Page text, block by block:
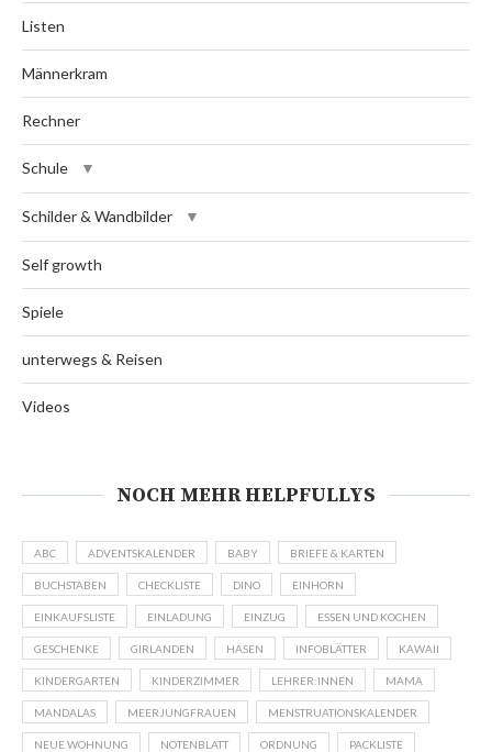
Listen
Männerkram
Rechner
Schule
Schilder & Wandbilder
Self growth
Spiele
unterwegs & Reisen
Videos
NOCH MEHR HELPFULLYS
ABC ADVENTSKALENDER BABY BRIEFE & KARTEN
BUCHSTABEN CHECKLISTE DINO EINHORN
EINKAUFSLISTE EINLADUNG EINZUG ESSEN UND KOCHEN
GESCHENKE GIRLANDEN HASEN INFOBLÄTTER KAWAII
KINDERGARTEN KINDERZIMMER LEHRER:INNEN MAMA
MANDALAS MEERJUNGFRAUEN MENSTRUATIONSKALENDER
NEUE WOHNUNG NOTENBLATT ORDNUNG PACKLISTE